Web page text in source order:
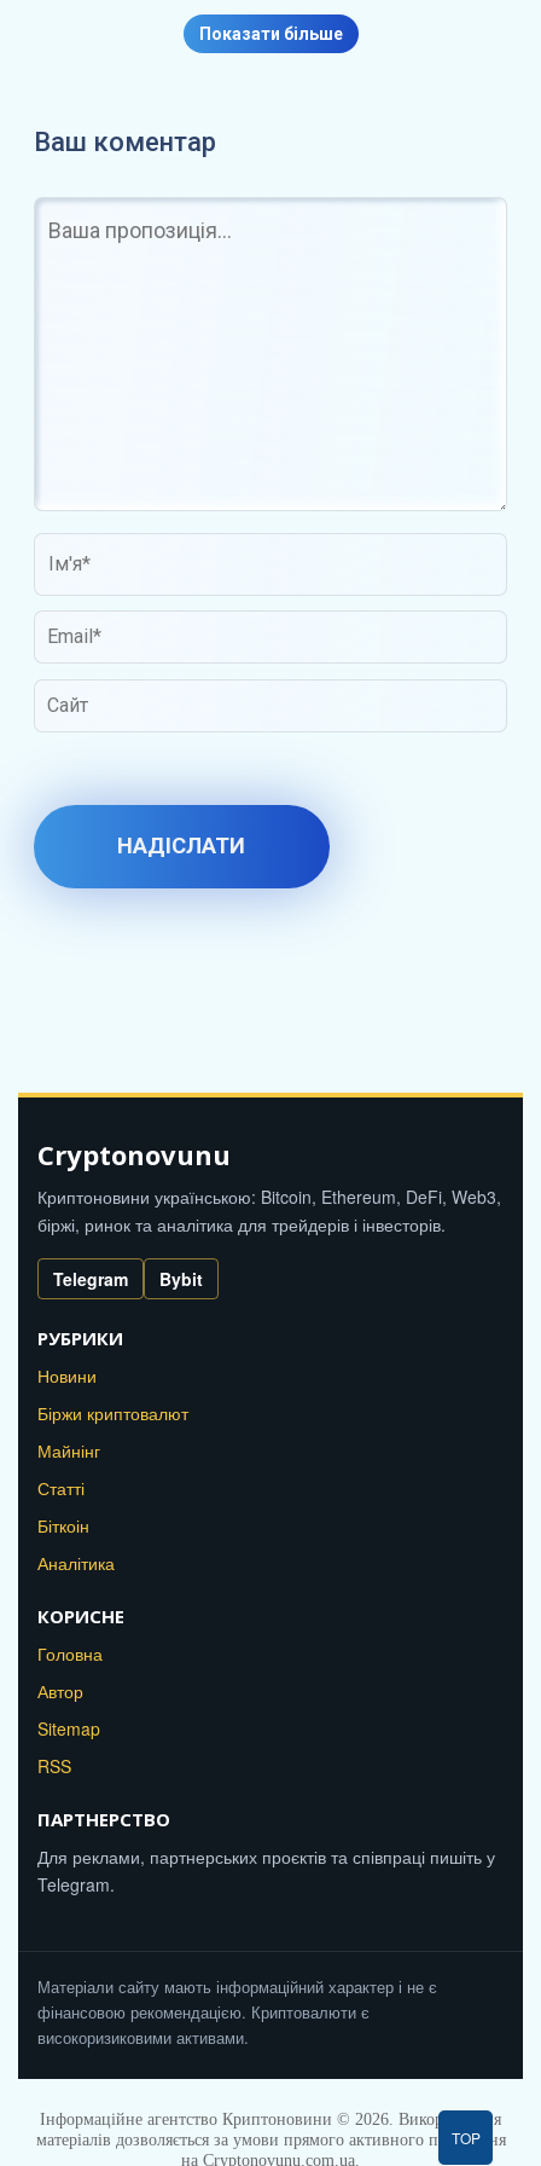
знизилася на 10% —…
Показати більше
Ваш коментар
Cryptonovunu
Криптоновини українською: Bitcoin, Ethereum, DeFi, Web3,
біржі, ринок та аналітика для трейдерів і інвесторів.
Telegram Bybit
РУБРИКИ
Новини
Біржи криптовалют
Майнінг
Статті
Біткоін
Аналітика
КОРИСНЕ
Головна
Автор
Sitemap
RSS
ПАРТНЕРСТВО
Для реклами, партнерських проєктів та співпраці пишіть у
Telegram.
Матеріали сайту мають інформаційний характер і не є
фінансовою рекомендацією. Криптовалюти є
високоризиковими активами.
Інформаційне агентство Криптоновини © 2026. Використання
матеріалів дозволяється за умови прямого активного посилання
на Cryptonovunu.com.ua.
TOP